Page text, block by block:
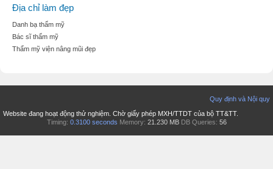
Địa chỉ làm đẹp
Danh bạ thẩm mỹ
Bác sĩ thẩm mỹ
Thẩm mỹ viện nâng mũi đẹp
Quy định và Nội quy
Website đang hoạt động thử nghiệm. Chờ giấy phép MXH/TTDT của bộ TT&TT.
Timing: 0.3100 seconds Memory: 21.230 MB DB Queries: 56